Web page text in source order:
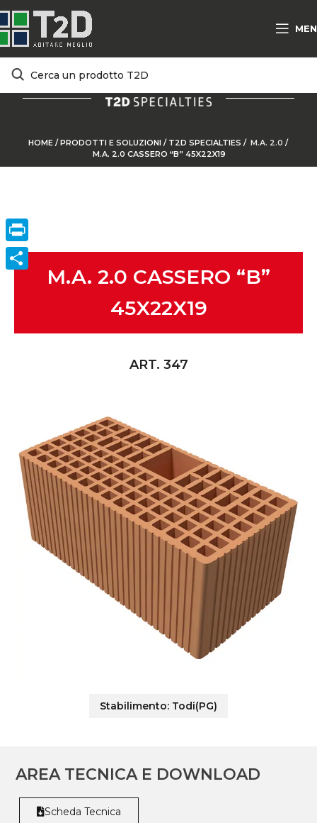
HOME /PRODOTTI E SOLUZIONI / T2D SPECIALTIES/ M.A. 2.0 /
M.A. 2.0 CASSERO “B” 45X22X19
M.A. 2.0 CASSERO “B”
45X22X19
ART. 347
Stabilimento: Todi(PG)
AREA TECNICA E DOWNLOAD
Scheda Tecnica
Print
ConVisivodi